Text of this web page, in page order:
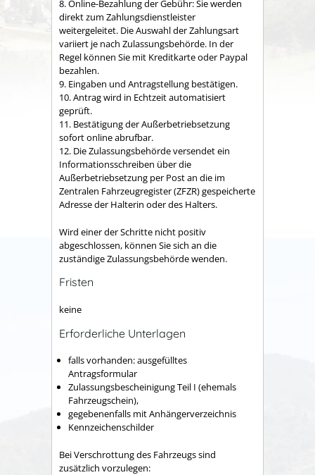
8. Online-Bezahlung der Gebühr: Sie werden
direkt zum Zahlungsdienstleister
weitergeleitet. Die Auswahl der Zahlungsart
variiert je nach Zulassungsbehörde. In der
Regel können Sie mit Kreditkarte oder Paypal
bezahlen.
9. Eingaben und Antragstellung bestätigen.
10. Antrag wird in Echtzeit automatisiert
geprüft.
11. Bestätigung der Außerbetriebsetzung
sofort online abrufbar.
12. Die Zulassungsbehörde versendet ein
Informationsschreiben über die
Außerbetriebsetzung per Post an die im
Zentralen Fahrzeugregister (ZFZR) gespeicherte
Adresse der Halterin oder des Halters.
Wird einer der Schritte nicht positiv
abgeschlossen, können Sie sich an die
zuständige Zulassungsbehörde wenden.
Fristen
keine
Erforderliche Unterlagen
falls vorhanden: ausgefülltes
Antragsformular
Zulassungsbescheinigung Teil I (ehemals
Fahrzeugschein),
gegebenenfalls mit Anhängerverzeichnis
Kennzeichenschilder
Bei Verschrottung des Fahrzeugs sind
zusätzlich vorzulegen: